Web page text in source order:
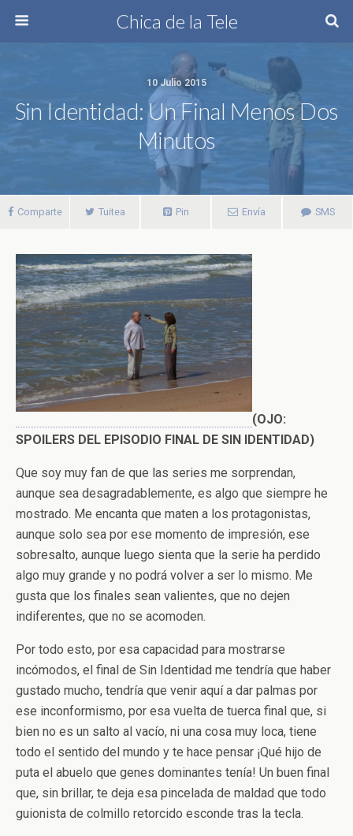
Chica de la Tele
10 Julio 2015
Sin Identidad: Un Final Menos Dos
Minutos
Comparte Tuitea Pin Envía SMS
(OJO:
SPOILERS DEL EPISODIO FINAL DE SIN IDENTIDAD)
Que soy muy fan de que las series me sorprendan,
aunque sea desagradablemente, es algo que siempre he
mostrado. Me encanta que maten a los protagonistas,
aunque solo sea por ese momento de impresión, ese
sobresalto, aunque luego sienta que la serie ha perdido
algo muy grande y no podrá volver a ser lo mismo. Me
gusta que los finales sean valientes, que no dejen
indiferentes, que no se acomoden.
Por todo esto, por esa capacidad para mostrarse
incómodos, el final de Sin Identidad me tendría que haber
gustado mucho, tendría que venir aquí a dar palmas por
ese inconformismo, por esa vuelta de tuerca final que, si
bien no es un salto al vacío, ni una cosa muy loca, tiene
todo el sentido del mundo y te hace pensar ¡Qué hijo de
puta el abuelo que genes dominantes tenía! Un buen final
que, sin brillar, te deja esa pincelada de maldad que todo
guionista de colmillo retorcido esconde tras la tecla.